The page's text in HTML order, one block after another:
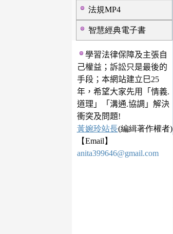
法規MP4
智慧經典電子書
學習法律保障及主張自
己權益；訴訟只是最後的
手段； 本網站建立巳25
年，希望大家先用「情義.
道理」「溝通.協調」解決
衝突及問題!
黃婉玲站長(編緝著作權者)
【Email】
anita399646@gmail.com